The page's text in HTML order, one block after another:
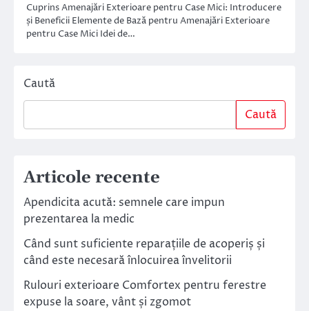
Cuprins Amenajări Exterioare pentru Case Mici: Introducere
și Beneficii Elemente de Bază pentru Amenajări Exterioare
pentru Case Mici Idei de…
Caută
Caută
Articole recente
Apendicita acută: semnele care impun
prezentarea la medic
Când sunt suficiente reparațiile de acoperiș și
când este necesară înlocuirea învelitorii
Rulouri exterioare Comfortex pentru ferestre
expuse la soare, vânt și zgomot